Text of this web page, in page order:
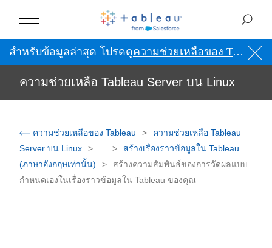
สำหรับข้อมูลล่าสุด โปรดดูความช่วยเหลือของ Tableau เป็นภาษาอังกฤษ (สหรัฐอเมริกา)
ความช่วยเหลือ Tableau Server บน Linux
ความช่วยเหลือของ Tableau
ความช่วยเหลือ Tableau
Server บน Linux
สร้างเรื่องราวข้อมูลใน Tableau
(ภาษาอังกฤษเท่านั้น)
สร้างความสัมพันธ์ของการวัดผลแบบ
กำหนดเองในเรื่องราวข้อมูลใน Tableau ของคุณ